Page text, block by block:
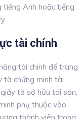
tiếng Anh hoặc tiếng
tài chính
tài chính để trang
tờ chứng minh tài
tờ sở hữu tài sản,
phụ thuộc vào